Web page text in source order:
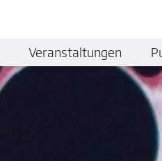
Veranstaltungen